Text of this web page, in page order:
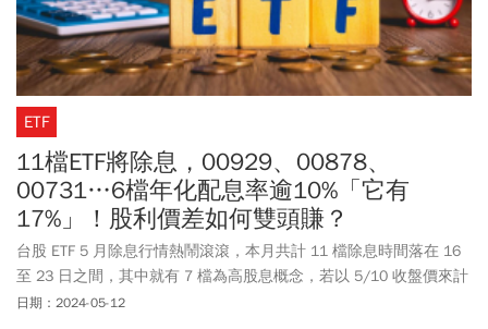
ETF
11檔ETF將除息，00929、00878、
00731…6檔年化配息率逾10%「它有
17%」！股利價差如何雙頭賺？
台股 ETF 5 月除息行情熱鬧滾滾，本月共計 11 檔除息時間落在 16
至 23 日之間，其中就有 7 檔為高股息概念，若以 5/10 收盤價來計
算，復華富時高息低波 (00731-TW) 年化配息率高達 17%，讓市場相
日期：2024-05-12